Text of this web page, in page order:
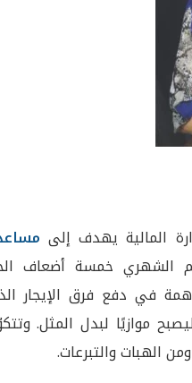
المالية يهدف إلى
الشهري خمسة أضعاف
في دفع فرق الإيجار
موازيًا لبدل المثل.
الهبات والتبرعات.